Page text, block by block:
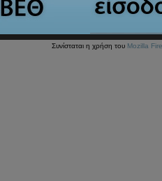
Συνίσταται η χρήση του Mozilla